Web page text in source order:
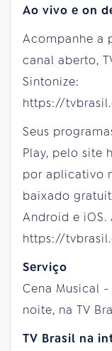
Ao vivo e on
Acompanhe a
canal aberto,
Sintonize:
https://
Seus
Play, pelo site
por aplicativo
baixado
Android e iOS.
https://
Serviço
Cena Musical
noite, na TV
TV Brasil na